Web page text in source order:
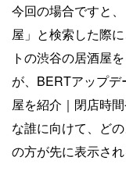
今回の場合ですと
屋」と検索した際
トの渋谷の居酒屋
が、BERTアップ
屋を紹介｜閉店時
な誰に向けて、ど
の方が先に表示され